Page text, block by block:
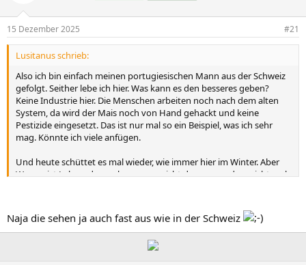
l
e
r
l
t
a
m
w
r
15 Dezember 2025 #21
Lusitanus schrieb:
Also ich bin einfach meinen portugiesischen Mann aus der Schweiz
gefolgt. Seither lebe ich hier. Was kann es den besseres geben?
Keine Industrie hier. Die Menschen arbeiten noch nach dem alten
System, da wird der Mais noch von Hand gehackt und keine
Pestizide eingesetzt. Das ist nur mal so ein Beispiel, was ich sehr
mag. Könnte ich viele anfügen.
Und heute schüttet es mal wieder, wie immer hier im Winter. Aber
Wasser ist Leben, darum kann man nicht dagegen reden, nicht mal
Bauern Millionen Liter von Wasser zur Verfügung, um Land zu
bewässern für die Tiere, oder für Getreide wie Mais, Hafer etc. Darf
man eigentlich gar niemanden erzählen, welch immenser Reichtum
Naja die sehen ja auch fast aus wie in der Schweiz